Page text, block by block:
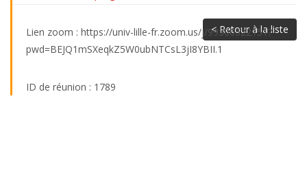
Lien zoom : https://univ-lille-fr.zoom.us/j/99300522151?
pwd=BEJQ1mSXeqkZ5W0ubNTCsL3jI8YBII.1
ID de réunion : 1789
< Retour à la liste